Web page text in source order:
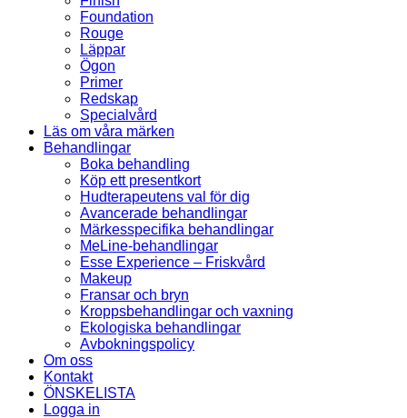
Foundation
Rouge
Läppar
Ögon
Primer
Redskap
Specialvård
Läs om våra märken
Behandlingar
Boka behandling
Köp ett presentkort
Hudterapeutens val för dig
Avancerade behandlingar
Märkesspecifika behandlingar
MeLine-behandlingar
Esse Experience – Friskvård
Makeup
Fransar och bryn
Kroppsbehandlingar och vaxning
Ekologiska behandlingar
Avbokningspolicy
Om oss
Kontakt
ÖNSKELISTA
Logga in